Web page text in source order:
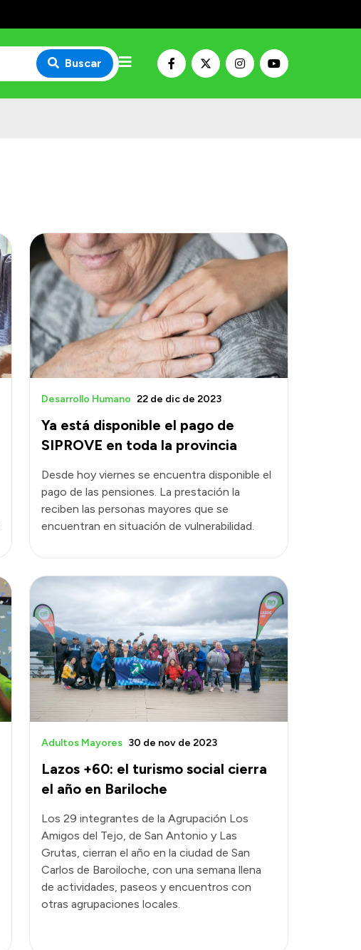
Buscar
Ya está disponible el pago de
SIPROVE en toda la provincia
Desarrollo Humano 22 de dic de 2023
Desde hoy viernes se encuentra disponible el
pago de las pensiones. La prestación la
reciben las personas mayores que se
encuentran en situación de vulnerabilidad.
Lazos +60: el turismo social cierra
el año en Bariloche
Adultos Mayores 30 de nov de 2023
Los 29 integrantes de la Agrupación Los
Amigos del Tejo, de San Antonio y Las
Grutas, cierran el año en la ciudad de San
Carlos de Baroiloche, con una semana llena
de actividades, paseos y encuentros con
otras agrupaciones locales.